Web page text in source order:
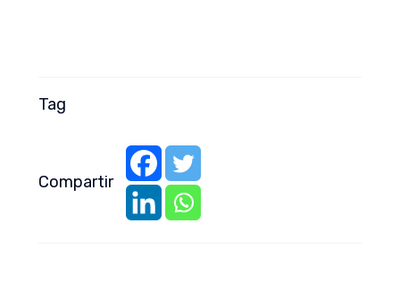
Tag
Compartir